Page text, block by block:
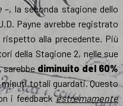
–, la seconda stagione dello
Payne avrebbe registrato
rispetto alla precedente. Più
della Stagione 2, nelle sue
sarebbe diminuito del 60%
totali guardati. Questo
i feedbackestremamente